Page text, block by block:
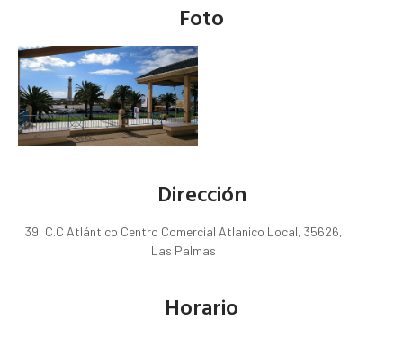
Foto
Dirección
39, C.C Atlántico Centro Comercial Atlanico Local, 35626,
Las Palmas
Horario